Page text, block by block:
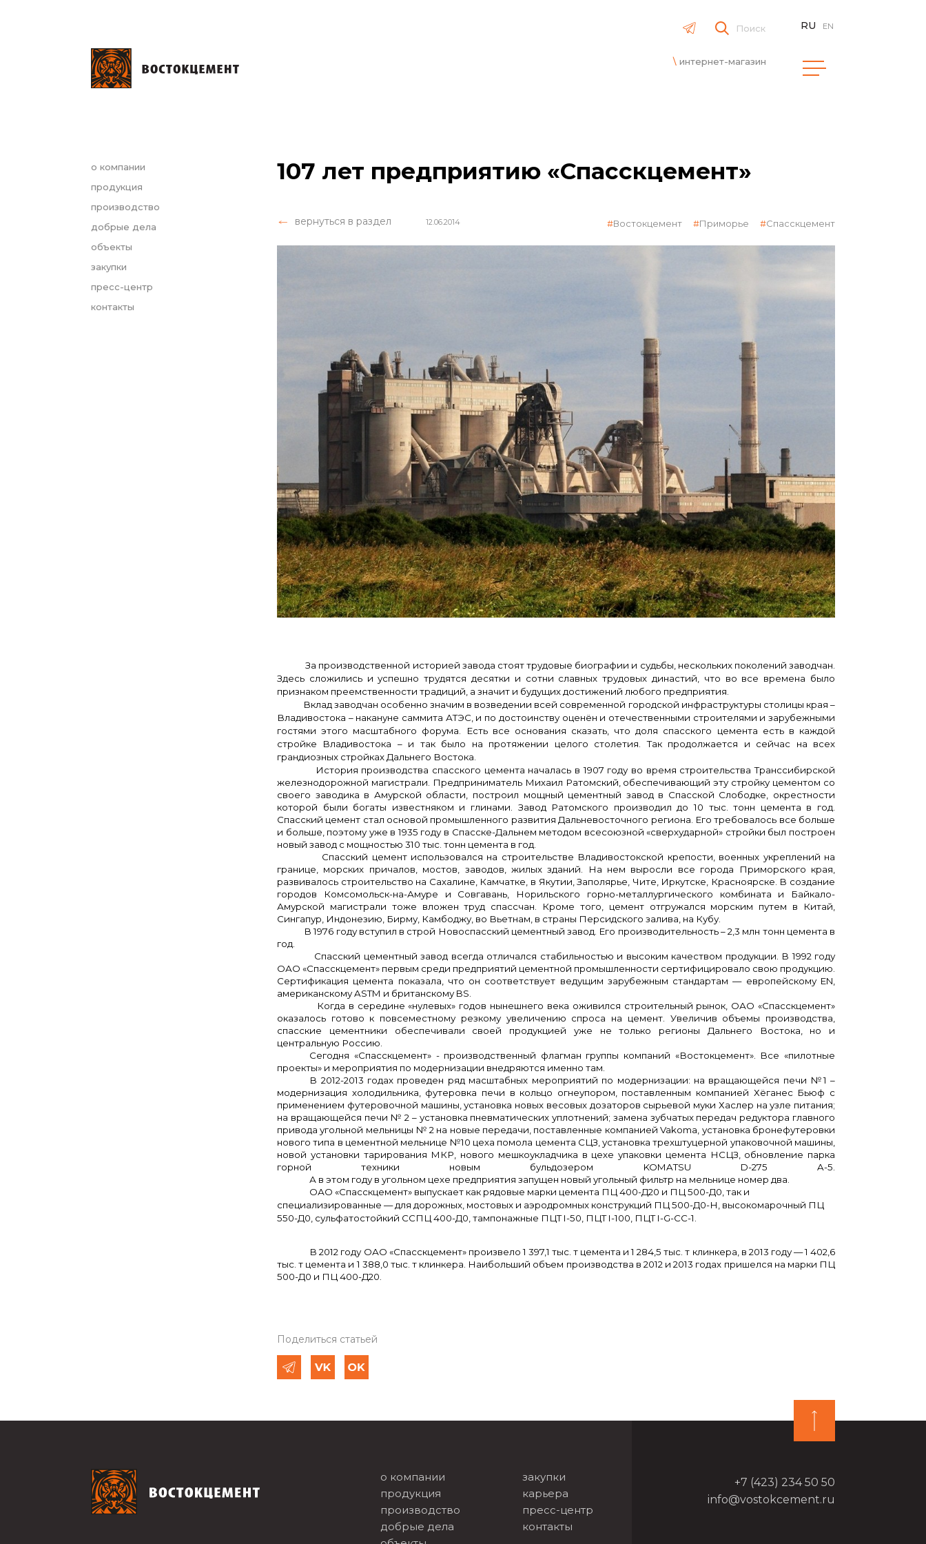
Поиск
интернет-магазин
RU EN
о компании
продукция
производство
добрые дела
объекты
закупки
пресс-центр
контакты
107 лет предприятию «Спасскцемент»
вернуться в раздел 12.06.2014 Востокцемент Приморье Спасскцемент
За производственной историей завода стоят трудовые биографии и судьбы, нескольких поколений заводчан.
Здесь сложились и успешно трудятся десятки и сотни славных трудовых династий, что во все времена было
признаком преемственности традиций, а значит и будущих достижений любого предприятия.
Вклад заводчан особенно значим в возведении всей современной городской инфраструктуры столицы края –
Владивостока – накануне саммита АТЭС, и по достоинству оценён и отечественными строителями и зарубежными
гостями этого масштабного форума. Есть все основания сказать, что доля спасского цемента есть в каждой
стройке Владивостока – и так было на протяжении целого столетия. Так продолжается и сейчас на всех
грандиозных стройках Дальнего Востока.
История производства спасского цемента началась в 1907 году во время строительства Транссибирской
железнодорожной магистрали. Предприниматель Михаил Ратомский, обеспечивающий эту стройку цементом со
своего заводика в Амурской области, построил мощный цементный завод в Спасской Слободке, окрестности
которой были богаты известняком и глинами. Завод Ратомского производил до 10 тыс. тонн цемента в год.
Спасский цемент стал основой промышленного развития Дальневосточного региона. Его требовалось все больше
и больше, поэтому уже в 1935 году в Спасске-Дальнем методом всесоюзной «сверхударной» стройки был построен
новый завод с мощностью 310 тыс. тонн цемента в год.
Спасский цемент использовался на строительстве Владивостокской крепости, военных укреплений на
границе, морских причалов, мостов, заводов, жилых зданий. На нем выросли все города Приморского края,
развивалось строительство на Сахалине, Камчатке, в Якутии, Заполярье, Чите, Иркутске, Красноярске. В создание
городов Комсомольск-на-Амуре и Совгавань, Норильского горно-металлургического комбината и Байкало-
Амурской магистрали тоже вложен труд спассчан. Кроме того, цемент отгружался морским путем в Китай,
Сингапур, Индонезию, Бирму, Камбоджу, во Вьетнам, в страны Персидского залива, на Кубу.
В 1976 году вступил в строй Новоспасский цементный завод. Его производительность – 2,3 млн тонн цемента в
год.
Спасский цементный завод всегда отличался стабильностью и высоким качеством продукции. В 1992 году
ОАО «Спасскцемент» первым среди предприятий цементной промышленности сертифицировало свою продукцию.
Сертификация цемента показала, что он соответствует ведущим зарубежным стандартам — европейскому EN,
американскому ASTM и британскому BS.
Когда в середине «нулевых» годов нынешнего века оживился строительный рынок, ОАО «Спасскцемент»
оказалось готово к повсеместному резкому увеличению спроса на цемент. Увеличив объемы производства,
спасские цементники обеспечивали своей продукцией уже не только регионы Дальнего Востока, но и
центральную Россию.
Сегодня «Спасскцемент» - производственный флагман группы компаний «Востокцемент». Все «пилотные
проекты» и мероприятия по модернизации внедряются именно там.
В 2012-2013 годах проведен ряд масштабных мероприятий по модернизации: на вращающейся печи №1 –
модернизация холодильника, футеровка печи в кольцо огнеупором, поставленным компанией Хёганес Бьюф с
применением футеровочной машины,установка новых весовых дозаторов сырьевой муки Хаслер на узле питания;
на вращающейся печи № 2 – установка пневматических уплотнений; замена зубчатых передач редуктора главного
привода угольной мельницы № 2 на новые передачи, поставленные компаниейVakoma , установка бронефутеровки
нового типа в цементной мельнице №10 цеха помола цемента СЦЗ, установка трехштуцерной упаковочной машины,
новой установки тарирования МКР, нового мешкоукладчика в цехе упаковки цемента НСЦЗ, обновление парка
горной техники новым бульдозером KOMATSU D-275 A-5.
А в этом году в угольном цехе предприятия запущен новый угольный фильтр на мельнице номер два.
ОАО «Спасскцемент» выпускает как рядо­вые марки цемента ПЦ 400-Д20 и ПЦ 500-Д0, так и
специализированные — для дорож­ных, мостовых и аэродромных конструкций ПЦ 500-Д0-Н, высокомарочный ПЦ
550-Д0, сульфатостойкий ССПЦ 400-Д0, тампонаж­ные ПЦТ I-50, ПЦТ I-100, ПЦТ I-G-СС-1.
В 2012 году ОАО «Спасскцемент» произвело 1 397,1 тыс. т цемента и 1 284,5 тыс. т клинкера, в 2013 году — 1 402,6
тыс. т цемента и 1 388,0 тыс. т клинкера. Наибольший объем производства в 2012 и 2013 годах пришелся на марки ПЦ
500-Д0 и ПЦ 400-Д20.
Поделиться статьей
о компании
продукция
производство
добрые дела
закупки
карьера
пресс-центр
контакты
+7 (423) 234 50 50
info@vostokcement.ru